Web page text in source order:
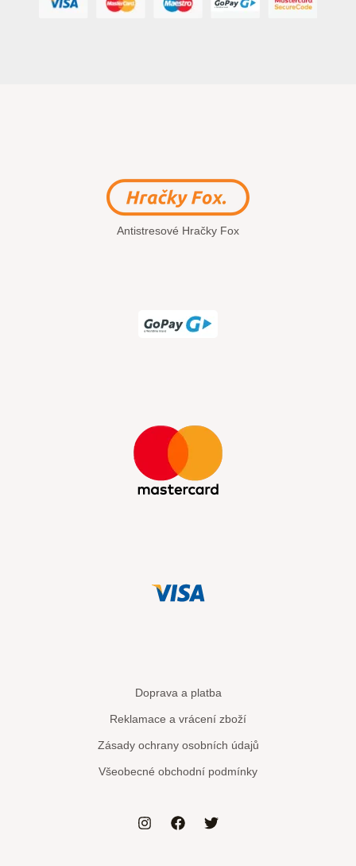
Antistresové Hračky Fox
Doprava a platba
Reklamace a vrácení zboží
Zásady ochrany osobních údajů
Všeobecné obchodní podmínky